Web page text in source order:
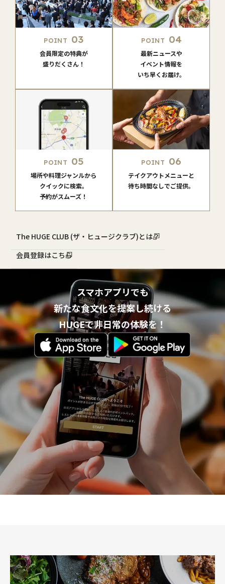
POINT 03
会員限定の特典が
盛りだくさん！
POINT 04
最新ニュースや
イベント情報を
いち早くお届け。
POINT 05
場所や料理ジャンルから
クイックに検索。
予約がスムーズ！
POINT 06
テイクアウトメニューと
待ち時間なしでご提供。
The HUGE CLUB (ザ・ヒュージクラブ)とは？
会員登録はこちら
スマホアプリでも
新たな食文化を提案し続ける
HUGEで非日常の体験を！